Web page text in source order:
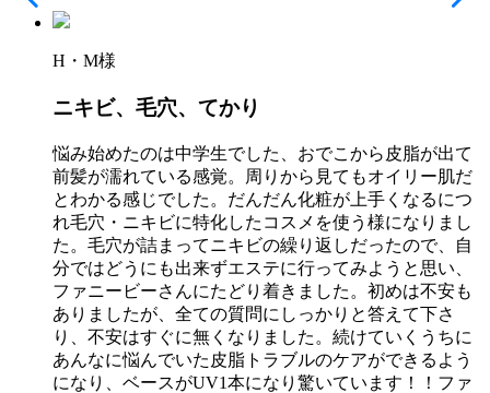
H・M様
ニキビ、毛穴、てかり
悩み始めたのは中学生でした、おでこから皮脂が出て
前髪が濡れている感覚。周りから見てもオイリー肌だ
とわかる感じでした。だんだん化粧が上手くなるにつ
れ毛穴・ニキビに特化したコスメを使う様になりまし
た。毛穴が詰まってニキビの繰り返しだったので、自
分ではどうにも出来ずエステに行ってみようと思い、
ファニービーさんにたどり着きました。初めは不安も
ありましたが、全ての質問にしっかりと答えて下さ
り、不安はすぐに無くなりました。続けていくうちに
あんなに悩んでいた皮脂トラブルのケアができるよう
になり、ベースがUV1本になり驚いています！！ファ